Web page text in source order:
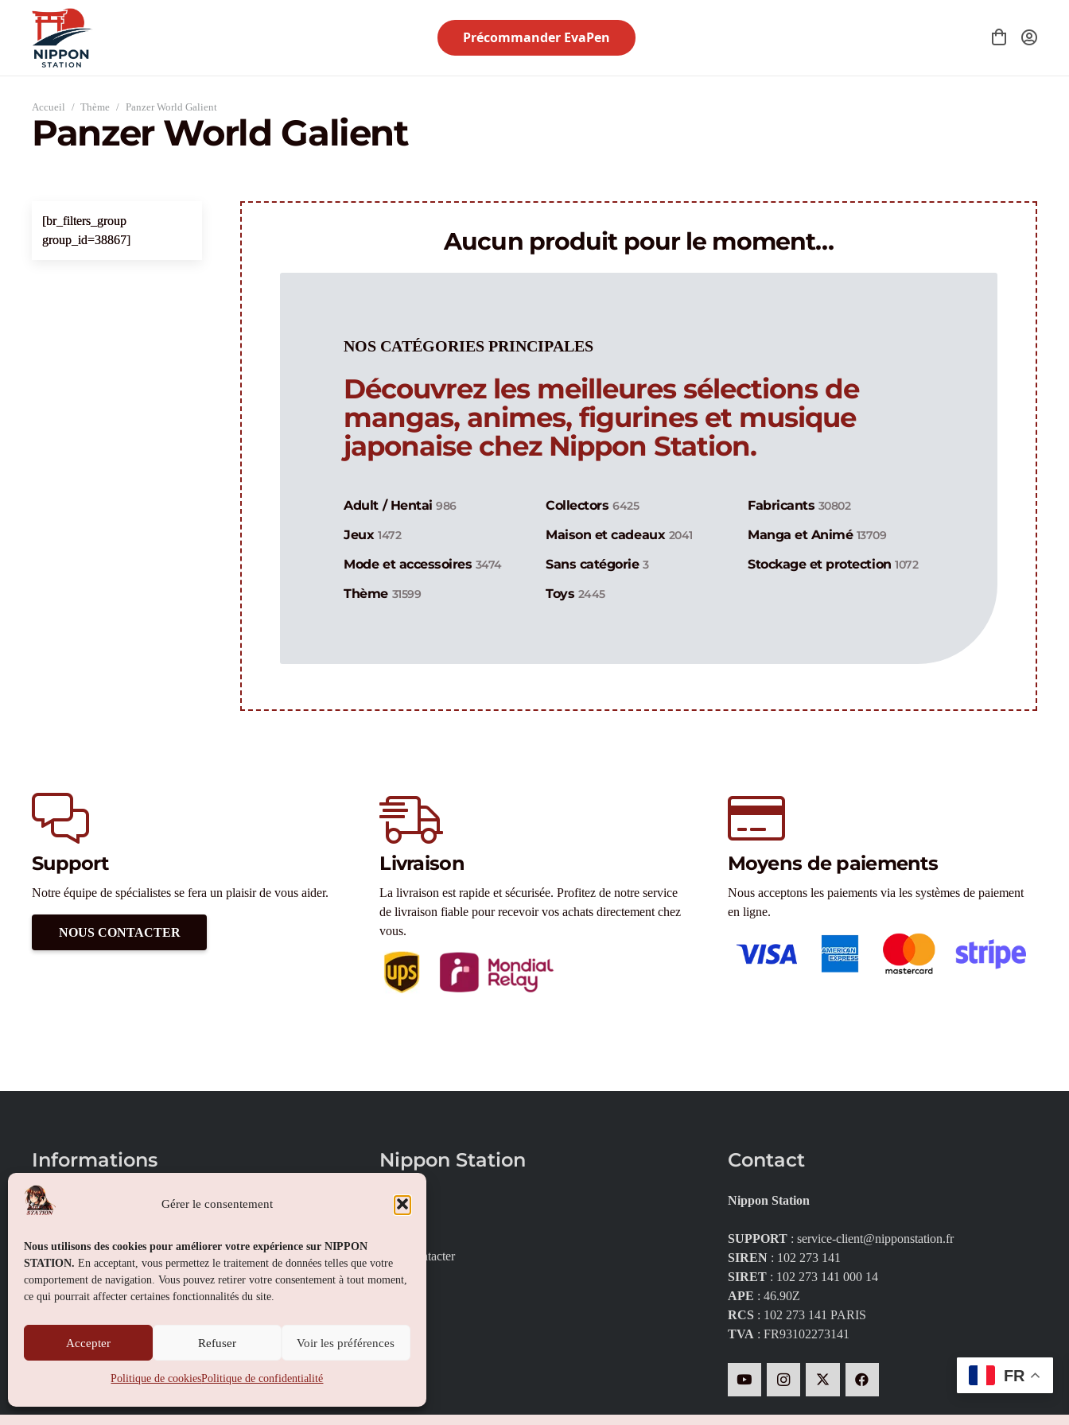
Gérer le consentement
Nous utilisons des cookies pour améliorer votre expérience sur NIPPON
STATION. En acceptant, vous permettez le traitement de données telles que votre
comportement de navigation. Vous pouvez retirer votre consentement à tout moment,
ce qui pourrait affecter certaines fonctionnalités du site.
Accepter Refuser Voir les préférences
Politique de cookiesPolitique de confidentialité
Précommander EvaPen
Accueil / Thème / Panzer World Galient
Panzer World Galient
[br_filters_group
group_id=38867]
Aucun produit pour le moment…
NOS CATÉGORIES PRINCIPALES
Découvrez les meilleures sélections de
mangas, animes, figurines et musique
japonaise chez Nippon Station.
Adult / Hentai986 Collectors 6425 Fabricants 30802
Jeux 1472 Maison et cadeaux 2041 Manga et Animé 13709
Mode et accessoires 3474 Sans catégorie3 Stockage et protection1072
Thème 31599 Toys 2445
Support
Notre équipe de spécialistes se fera un plaisir de vous aider.
NOUS CONTACTER
Livraison
La livraison est rapide et sécurisée. Profitez de notre service
de livraison fiable pour recevoir vos achats directement chez
vous.
Moyens de paiements
Nous acceptons les paiements via les systèmes de paiement
en ligne.
Informations
Conditions générales de vente
Politique de confidentialité
Politique de cookies (UE)
Nippon Station
À propos
Nous contacter
Contact
Nippon Station
SUPPORT: service-client@nipponstation.fr
SIREN: 102 273 141
SIRET: 102 273 141 000 14
APE : 46.90Z
RCS: 102 273 141 PARIS
TVA: FR93102273141
FR